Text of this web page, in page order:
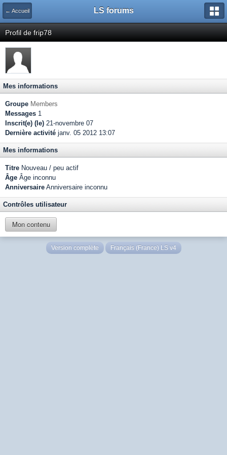
← Accueil LS forums
Profil de frip78
Mes informations
Groupe Members
Messages 1
Inscrit(e) (le) 21-novembre 07
Dernière activité janv. 05 2012 13:07
Mes informations
Titre Nouveau / peu actif
Âge Âge inconnu
Anniversaire Anniversaire inconnu
Contrôles utilisateur
Mon contenu
Version complète Français (France) LS v4